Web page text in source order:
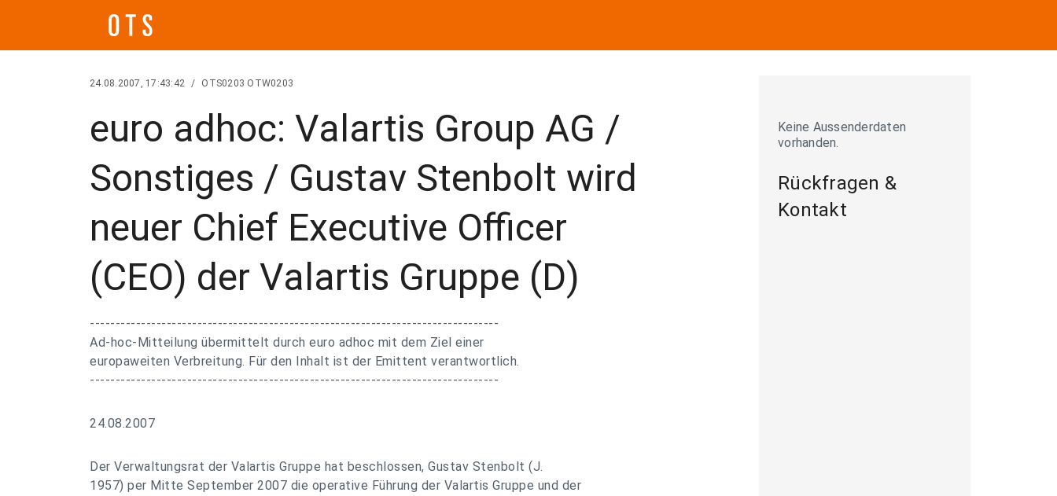
24.08.2007, 17:43:42 / OTS0203 OTW0203
euro adhoc: Valartis Group AG /
Sonstiges / Gustav Stenbolt wird
neuer Chief Executive Officer
(CEO) der Valartis Gruppe (D)
--------------------------------------------------------------------------------
Ad-hoc-Mitteilung übermittelt durch euro adhoc mit dem Ziel einer
europaweiten Verbreitung. Für den Inhalt ist der Emittent verantwortlich.
--------------------------------------------------------------------------------
24.08.2007
Der Verwaltungsrat der Valartis Gruppe hat beschlossen, Gustav Stenbolt (J.
1957) per Mitte September 2007 die operative Führung der Valartis Gruppe und der
Keine Aussenderdaten
vorhanden.
Rückfragen &
Kontakt